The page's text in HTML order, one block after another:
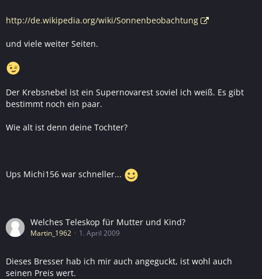
http://de.wikipedia.org/wiki/Sonnenbeobachtung
und viele weiter Seiten.
Der Krebsnebel ist ein Supernovarest soviel ich weiß. Es gibt
bestimmt noch ein paar.
Wie alt ist denn deine Tochter?
Ups Michi156 war schneller...
Welches Teleskop für Mutter und Kind?
Martin_1962 1. April 2009
Dieses Bresser hab ich mir auch angeguckt, ist wohl auch
seinen Preis wert.